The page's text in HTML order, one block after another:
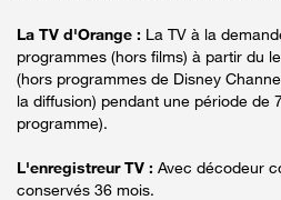
La TV d'Orange : La TV à la
programmes (hors films) à partir du
(hors programmes de Disney
la diffusion) pendant une période de
programme).
L'enregistreur TV : Avec décodeur
conservés 36 mois.